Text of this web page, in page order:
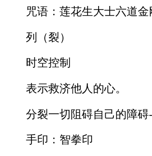
咒语：莲花生大士六道金
列（裂）
时空控制
表示救济他人的心。
分裂一切阻碍自己的障碍
手印：智拳印